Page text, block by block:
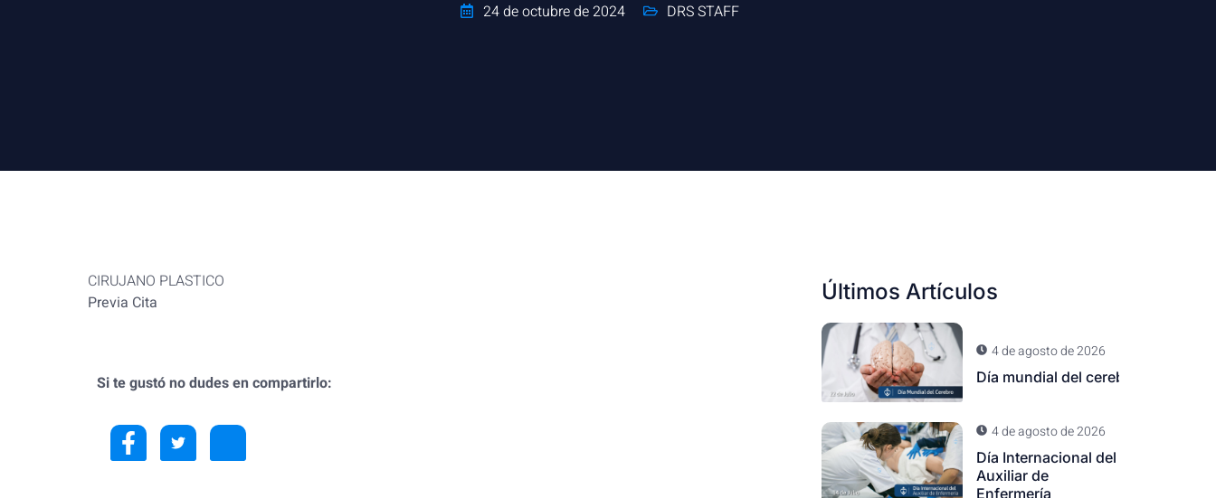
24 de octubre de 2024 DRS STAFF
CIRUJANO PLASTICO
Previa Cita
Si te gustó no dudes en compartirlo:
Últimos Artículos
4 de agosto de 2026
Día mundial del cerebro
4 de agosto de 2026
Día Internacional del
Auxiliar de
Enfermería